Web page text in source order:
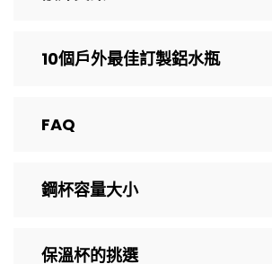
10個戶外最佳訂製鋁水瓶
FAQ
鋼杯容量大小
保溫杯的挑選